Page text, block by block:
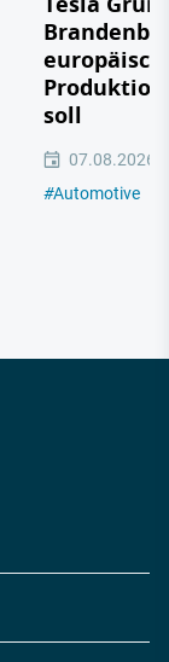
soll
07.08.2026
#Automotive